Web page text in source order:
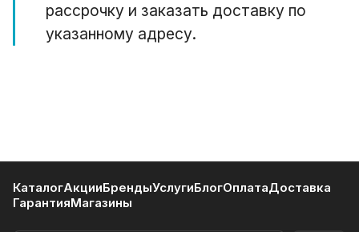
рассрочку и заказать доставку по
указанному адресу.
КаталогАкцииБрендыУслугиБлогОплатаДоставка
ГарантияМагазины